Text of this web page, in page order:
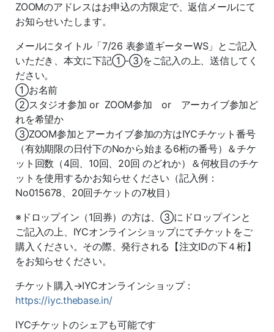
ZOOMのアドレスはお申込の方限定で、返信メールにて
お知らせいたします。
メールにタイトル「7/26 表参道ギーターWS」とご記入
いただき、本文に下記①-③をご記入の上、送信してく
ださい。
①お名前
②スタジオ参加 or ZOOM参加 or アーカイブ参加ど
れを希望か
③ZOOM参加とアーカイブ参加の方はIYCチケット番号
（有効期限の日付下のNoから始まる6桁の番号）＆チケ
ット回数（4回、10回、20回 のどれか）＆何枚目のチケ
ットを使用するかお知らせください（記入例：
No015678、20回チケットの7枚目）
※ドロップイン（1回券）の方は、③にドロップインと
ご記入の上、IYCオンラインショップにてチケットをご
購入ください。その際、発行される【注文IDの下４桁】
をお知らせください。
チケット購入→IYCオンラインショップ：
https://iyc.thebase.in/
IYCチケットのシェアも可能です